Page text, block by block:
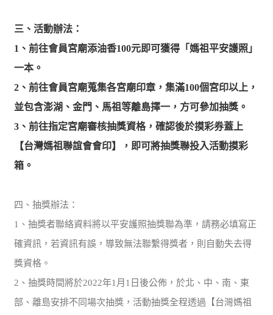
三、活動辦法：
1、前往會員宮廟添油香100元即可獲得「媽祖平安護照」
一本。
2、前往會員宮廟蒐集各宮廟印章，集滿100個宮印以上，
並包含澎湖、金門、馬祖等離島擇一，方可參加抽獎。
3、前往指定宮廟審核抽獎資格，確認後於摸彩券蓋上
【台灣媽祖聯誼會會印】，即可將抽獎聯投入活動摸彩
箱。
四、抽獎辦法：
1、抽獎者聯絡資料將以平安護照抽獎聯為準，請務必填寫正
確資訊，若資訊有誤，導致無法聯繫得獎者，則自動失去得
獎資格。
2、抽獎時間將於2022年1月1日後公佈，於北、中、南、東
部、離島安排不同場次抽獎，活動抽獎全程透過【台灣媽祖